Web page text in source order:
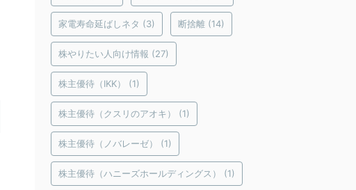
家電寿命延ばしネタ (3) 断捨離 (14)
株やりたい人向け情報 (27)
株主優待（IKK） (1)
株主優待（クスリのアオキ） (1)
株主優待（ノバレーゼ） (1)
株主優待（ハニーズホールディングス） (1)